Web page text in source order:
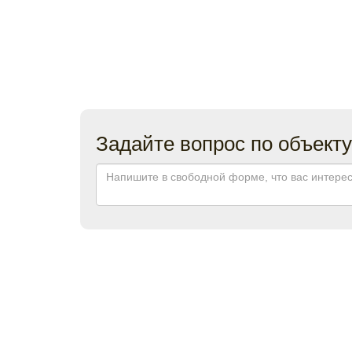
Задайте вопрос по